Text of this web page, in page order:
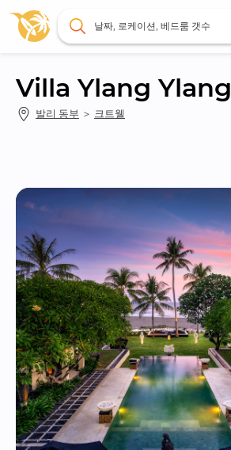
날짜, 로케이션, 베드룸 갯수
Villa Ylang Ylang
발리 동부 ＞ 크트웰